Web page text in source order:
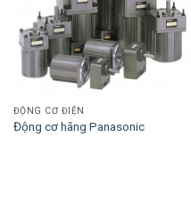
ĐỘNG CƠ ĐIỆN
Động cơ hãng Panasonic